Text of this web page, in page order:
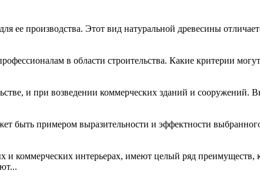
ее производства. Этот вид натуральной древесины
в области строительства. Какие критерии
и при возведении коммерческих зданий и сооружений.
быть примером выразительности и эффектности
интерьерах, имеют целый ряд преимуществ,